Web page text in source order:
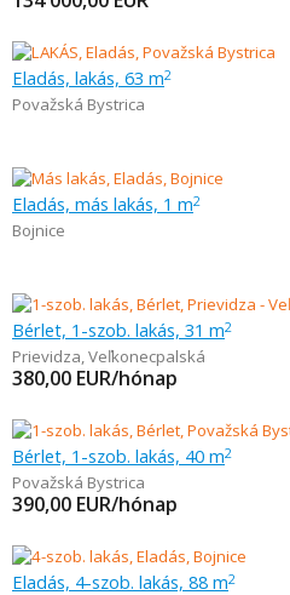
Eladás, lakás, 63 m2
Považská Bystrica
Eladás, más lakás, 1 m2
Bojnice
Bérlet, 1-szob. lakás, 31 m2
Prievidza,Veľkonecpalská
380,00 EUR/hónap
Bérlet, 1-szob. lakás, 40 m2
Považská Bystrica
390,00 EUR/hónap
Eladás, 4-szob. lakás, 88 m2